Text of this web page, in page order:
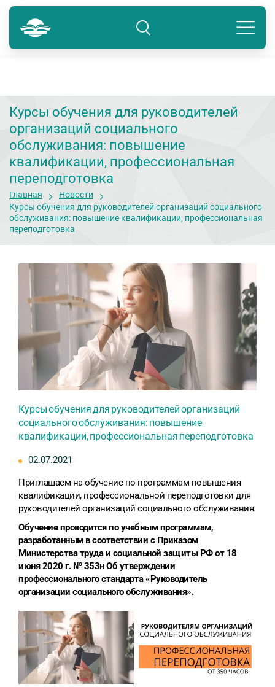
Тюмень
Подразделение: Тюмень
8 800 250-41-22
Курсы обучения для руководителей
организаций социального
обслуживания: повышение
квалификации, профессиональная
переподготовка
Главная
Новости
Курсы обучения для руководителей организаций социального
обслуживания: повышение квалификации, профессиональная
переподготовка
Курсы обучения для руководителей организаций
социального обслуживания: повышение
квалификации, профессиональная переподготовка
02.07.2021
Приглашаем на обучение по программам повышения
квалификации, профессиональной переподготовки для
руководителей организаций социального обслуживания.
Обучение проводится по учебным программам,
разработанным в соответствии с Приказом
Министерства труда и социальной защиты РФ от 18
июня 2020 г. № 353н Об утверждении
профессионального стандарта «Руководитель
организации социального обслуживания».